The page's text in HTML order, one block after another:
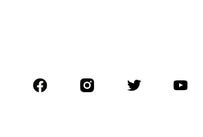
Aksesuarai
Premium